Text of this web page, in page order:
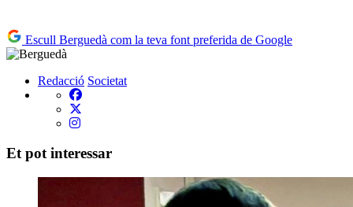
Escull Berguedà com la teva font preferida de Google
Redacció Societat
Et pot interessar